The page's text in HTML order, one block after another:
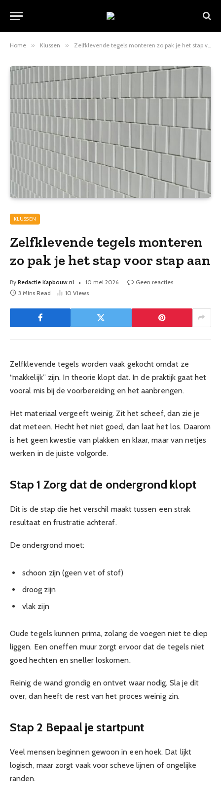
Home » Klussen » Zelfklevende tegels monteren zo pak je het stap voor stap aan
KLUSSEN
Zelfklevende tegels monteren
zo pak je het stap voor stap aan
By Redactie Kapbouw.nl 10 mei 2026
Geen reacties
3 Mins Read
10 Views
Zelfklevende tegels worden vaak gekocht omdat ze
“makkelijk” zijn. In theorie klopt dat. In de praktijk gaat het
vooral mis bij de voorbereiding en het aanbrengen.
Het materiaal vergeeft weinig. Zit het scheef, dan zie je
dat meteen. Hecht het niet goed, dan laat het los. Daarom
is het geen kwestie van plakken en klaar, maar van netjes
werken in de juiste volgorde.
Stap 1 Zorg dat de ondergrond klopt
Dit is de stap die het verschil maakt tussen een strak
resultaat en frustratie achteraf.
De ondergrond moet:
schoon zijn (geen vet of stof)
droog zijn
vlak zijn
Oude tegels kunnen prima, zolang de voegen niet te diep
liggen. Een oneffen muur zorgt ervoor dat de tegels niet
goed hechten en sneller loskomen.
Reinig de wand grondig en ontvet waar nodig. Sla je dit
over, dan heeft de rest van het proces weinig zin.
Stap 2 Bepaal je startpunt
Veel mensen beginnen gewoon in een hoek. Dat lijkt
logisch, maar zorgt vaak voor scheve lijnen of ongelijke
randen.